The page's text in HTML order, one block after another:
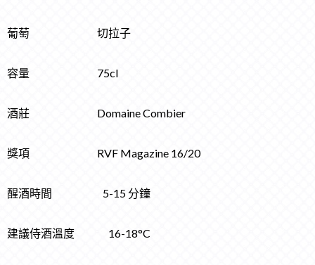
葡萄 切拉子
容量 75cl
酒莊 Domaine Combier
獎項 RVF Magazine 16/20
醒酒時間 5-15 分鐘
建議侍酒溫度 16-18°C